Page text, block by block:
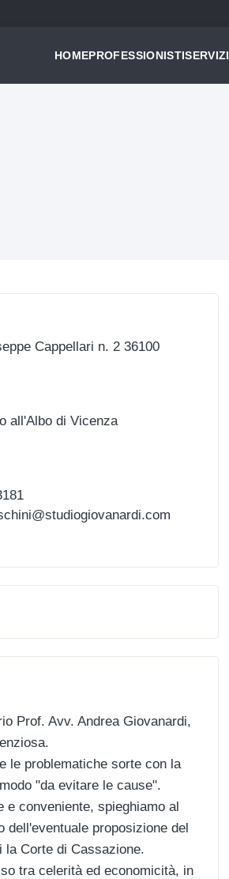
HOMEPROFESSIONISTISERVIZI
Cappellari n. 2 36100
all'Albo di Vicenza
Prof. Avv. Andrea Giovanardi,
le problematiche sorte con la
"da evitare le cause".
e conveniente, spieghiamo al
proposizione del
Corte di Cassazione.
tra celerità ed economicità, in